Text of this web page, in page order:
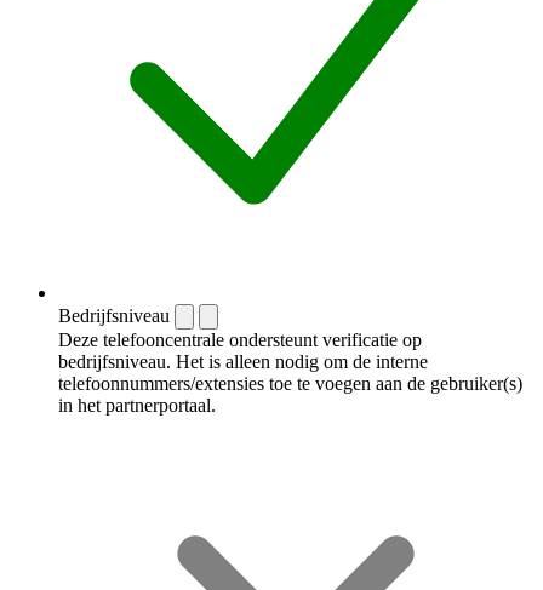
Bedrijfsniveau
Deze telefooncentrale ondersteunt verificatie op
bedrijfsniveau. Het is alleen nodig om de interne
telefoonnummers/extensies toe te voegen aan de gebruiker(s)
in het partnerportaal.